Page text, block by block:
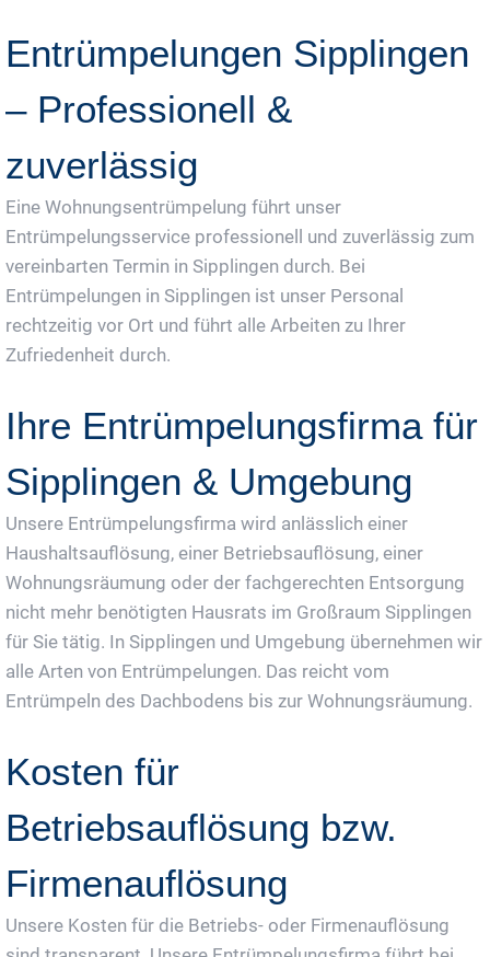
Entrümpelungen Sipplingen
– Professionell &
zuverlässig
Eine Wohnungsentrümpelung führt unser
Entrümpelungsservice professionell und zuverlässig zum
vereinbarten Termin in Sipplingen durch. Bei
Entrümpelungen in Sipplingen ist unser Personal
rechtzeitig vor Ort und führt alle Arbeiten zu Ihrer
Zufriedenheit durch.
Ihre Entrümpelungsfirma für
Sipplingen & Umgebung
Unsere Entrümpelungsfirma wird anlässlich einer
Haushaltsauflösung, einer Betriebsauflösung, einer
Wohnungsräumung oder der fachgerechten Entsorgung
nicht mehr benötigten Hausrats im Großraum Sipplingen
für Sie tätig. In Sipplingen und Umgebung übernehmen wir
alle Arten von Entrümpelungen. Das reicht vom
Entrümpeln des Dachbodens bis zur Wohnungsräumung.
Kosten für
Betriebsauflösung bzw.
Firmenauflösung
Unsere Kosten für die Betriebs- oder Firmenauflösung